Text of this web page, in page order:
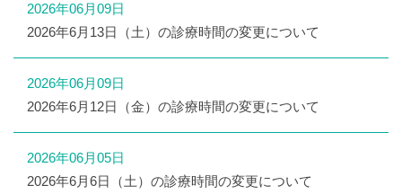
2026年06月09日
2026年6月13日（土）の診療時間の変更について
2026年06月09日
2026年6月12日（金）の診療時間の変更について
2026年06月05日
2026年6月6日（土）の診療時間の変更について